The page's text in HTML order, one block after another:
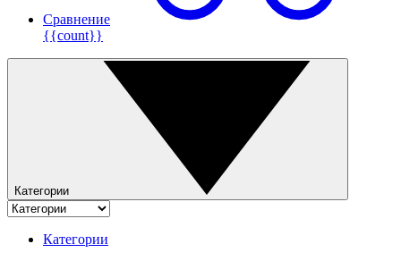
Сравнение
{{count}}
Категории
Категории